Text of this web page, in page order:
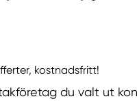
kostnadsfritt!
du valt ut